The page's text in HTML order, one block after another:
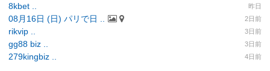
8kbet .. 昨日
08月16日 (日) パリで日 .. 2日前
rikvip .. 3日前
gg88 biz .. 3日前
279kingbiz .. 4日前